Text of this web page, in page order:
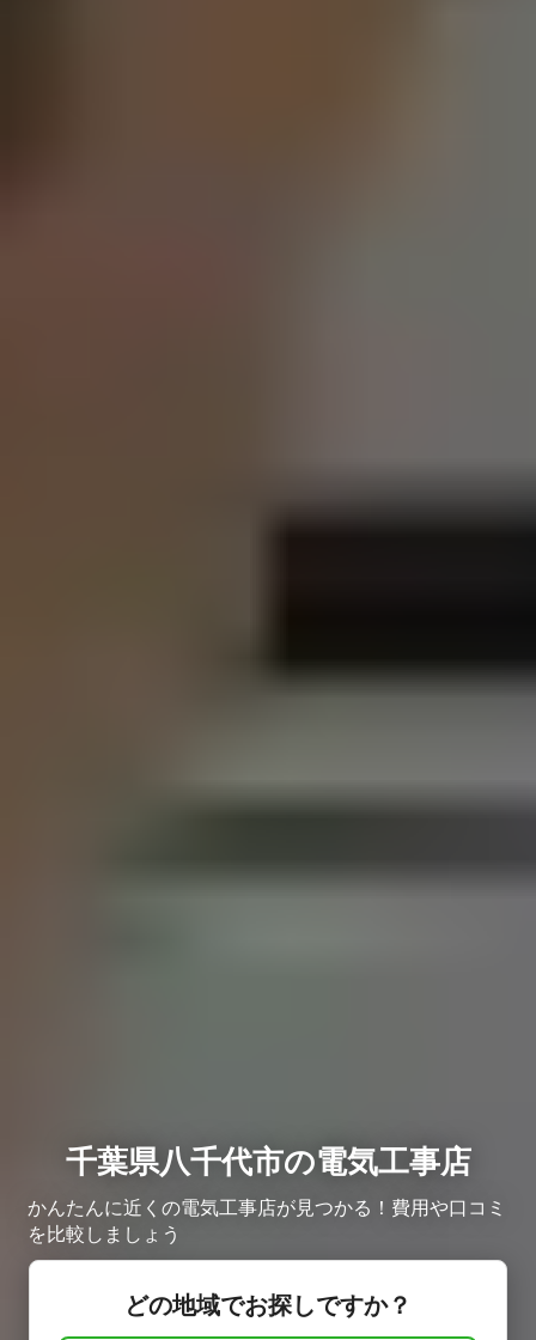
千葉県八千代市の電気工事店
かんたんに近くの電気工事店が見つかる！費用や口コミ
を比較しましょう
どの地域でお探しですか？